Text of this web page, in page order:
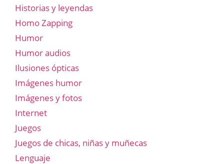
Historias y leyendas
Homo Zapping
Humor
Humor audios
Ilusiones ópticas
Imágenes humor
Imágenes y fotos
Internet
Juegos
Juegos de chicas, niñas y muñecas
Lenguaje